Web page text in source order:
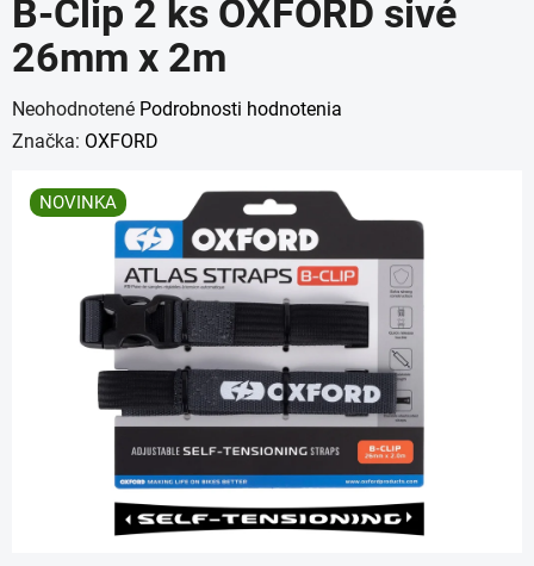
B-Clip 2 ks OXFORD sivé
26mm x 2m
Priemerné
hodnotenie
hviezdičiek.
Neohodnotené Podrobnosti hodnotenia
Značka: OXFORD
NOVINKA